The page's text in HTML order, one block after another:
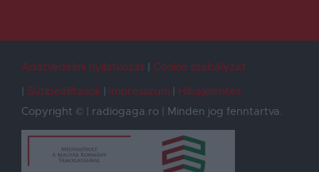
Adatvédelmi nyilatkozat
Cookie szabályzat
Sütibeállítások
Impresszum
Hibajelentés
Copyright © | radiogaga.ro | Minden jog fenntartva.